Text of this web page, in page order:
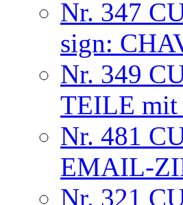
Nr. 347
sign:
Nr. 349
TEILE mit
Nr. 481
EMAIL-
Nr. 321